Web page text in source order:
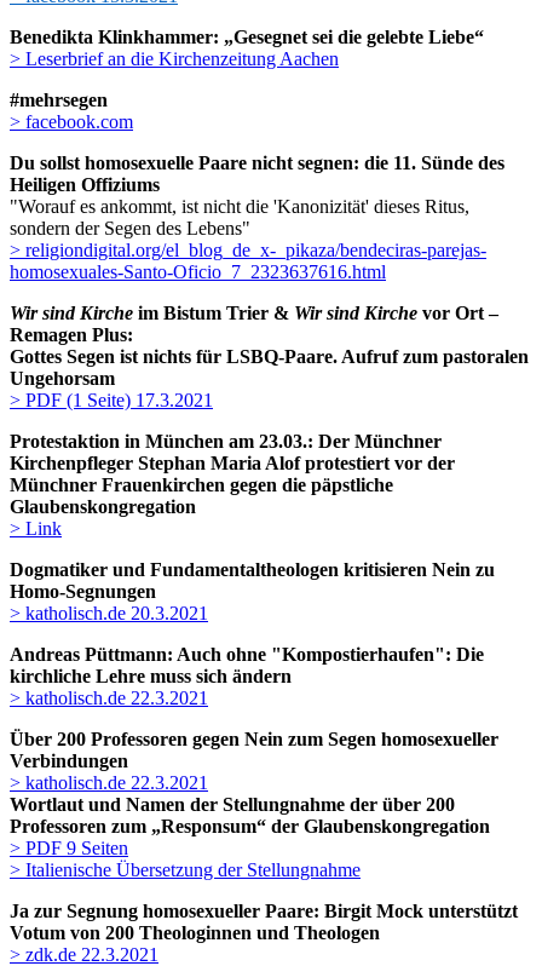
Benedikta Klinkhammer: „Gesegnet sei die gelebte Liebe“
> Leserbrief an die Kirchenzeitung Aachen
#mehrsegen
> facebook.com
Du sollst homosexuelle Paare nicht segnen: die 11. Sünde des
Heiligen Offiziums
"Worauf es ankommt, ist nicht die 'Kanonizität' dieses Ritus,
sondern der Segen des Lebens"
> religiondigital.org/el_blog_de_x-_pikaza/bendeciras-parejas-
homosexuales-Santo-Oficio_7_2323637616.html
Wir sind Kirche im Bistum Trier & Wir sind Kirche vor Ort –
Remagen Plus:
Gottes Segen ist nichts für LSBQ-Paare. Aufruf zum pastoralen
Ungehorsam
> PDF (1 Seite) 17.3.2021
Protestaktion in München am 23.03.: Der Münchner
Kirchenpfleger Stephan Maria Alof protestiert vor der
Münchner Frauenkirchen gegen die päpstliche
Glaubenskongregation
> Link
Dogmatiker und Fundamentaltheologen kritisieren Nein zu
Homo-Segnungen
> katholisch.de 20.3.2021
Andreas Püttmann: Auch ohne "Kompostierhaufen": Die
kirchliche Lehre muss sich ändern
> katholisch.de 22.3.2021
Über 200 Professoren gegen Nein zum Segen homosexueller
Verbindungen
> katholisch.de 22.3.2021
Wortlaut und Namen der Stellungnahme der über 200
Professoren zum „Responsum“ der Glaubenskongregation
> PDF 9 Seiten
> Italienische Übersetzung der Stellungnahme
Ja zur Segnung homosexueller Paare: Birgit Mock unterstützt
Votum von 200 Theologinnen und Theologen
> zdk.de 22.3.2021